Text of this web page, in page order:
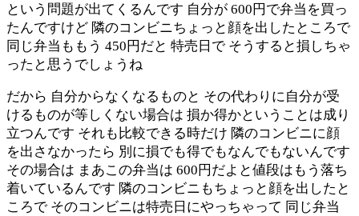
という問題が出てくるんです 自分が 600円で弁当を買っ
たんですけど 隣のコンビニちょっと顔を出したところで
同じ弁当ももう 450円だと 特売日で そうすると損しちゃ
ったと思うでしょうね
だから 自分からなくなるものと その代わりに自分が受
けるものが等しくない場合は 損か得かということは成り
立つんです それも比較できる時だけ 隣のコンビニに顔
を出さなかったら 別に損でも得でもなんでもないんです
その場合は まあこの弁当は 600円だよと値段はもう落ち
着いているんです 隣のコンビニもちょっと顔を出したと
ころで そのコンビニは特売日にやっちゃって 同じ弁当